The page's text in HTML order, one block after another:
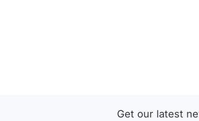
Get our latest